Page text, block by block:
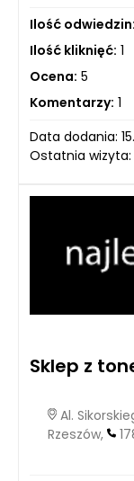
Ilość odwiedzin:
Ilość kliknięć: 1
Ocena: 5
Komentarzy: 1
Data dodania:
Ostatnia wizyta:
Sklep z
Al.
Rzeszów,